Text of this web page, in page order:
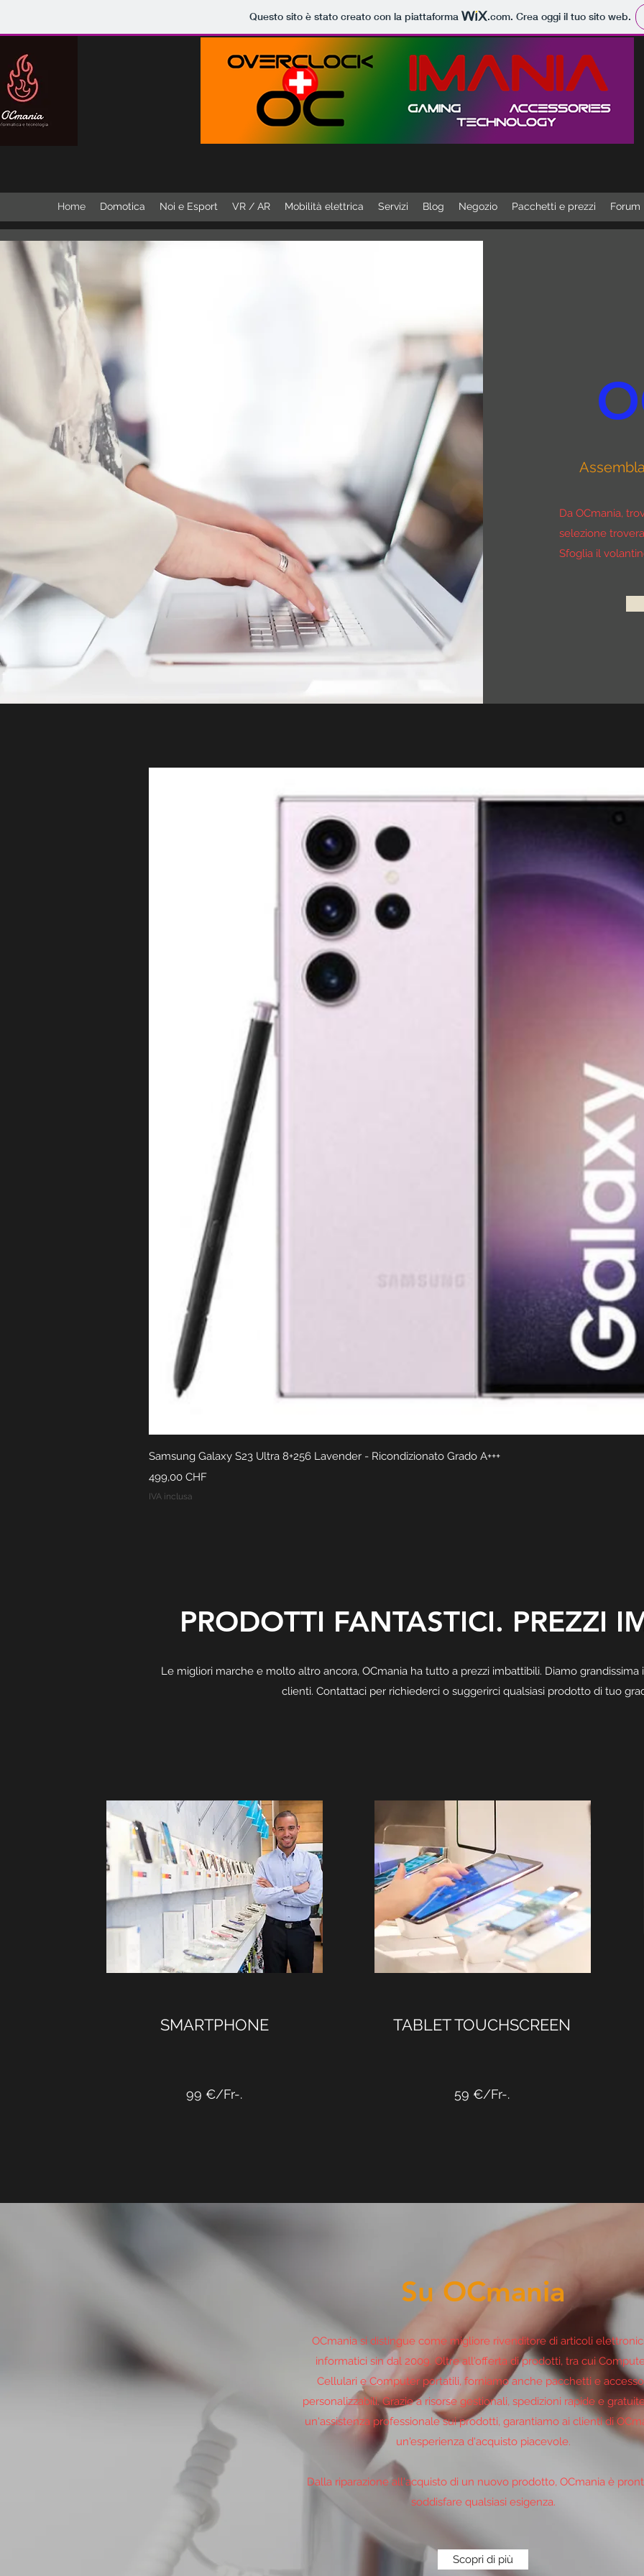
Questo sito è stato creato con la piattaforma .com. Crea oggi il tuo sito web.
Home Domotica Noi e Esport VR / AR Mobilità elettrica Servizi Blog Negozio Pacchetti e prezzi Forum
Da OCmania,
selezione
Sfoglia il
Vista rapida
Samsung Galaxy S23 Ultra 8+256 Lavender - Ricondizionato Grado A+++
Prezzo
499,00 CHF
IVA inclusa
PRODOTTI FANTASTICI. PREZZI
Le migliori marche e molto altro ancora, OCmania ha tutto a prezzi imbattibili. Diamo
clienti. Contattaci per richiederci o suggerirci qualsiasi prodotto di tuo
SMARTPHONE
99 €/Fr-.
TABLET TOUCHSCREEN
59 €/Fr-.
Su OCmania
OCmania si distingue come migliore rivenditore di articoli
informatici sin dal 2009. Oltre all'offerta di prodotti, tra cui
Cellulari e Computer portatili, forniamo anche pacchetti e
personalizzabili. Grazie a risorse gestionali, spedizioni rapide e
un'assistenza professionale sui prodotti, garantiamo ai clienti di
un'esperienza d'acquisto piacevole.
Dalla riparazione all'acquisto di un nuovo prodotto, OCmania è
soddisfare qualsiasi esigenza.
Scopri di più